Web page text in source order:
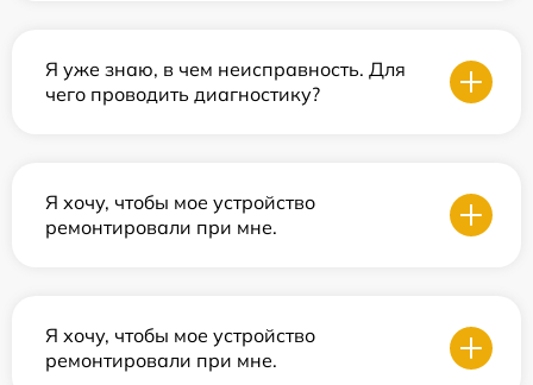
Я уже знаю, в чем неисправность. Для
чего проводить диагностику?
Я хочу, чтобы мое устройство
ремонтировали при мне.
Я хочу, чтобы мое устройство
ремонтировали при мне.